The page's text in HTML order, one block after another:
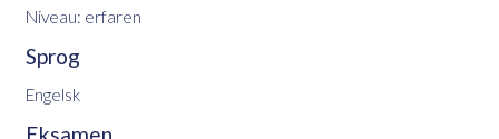
Niveau: erfaren
Sprog
Engelsk